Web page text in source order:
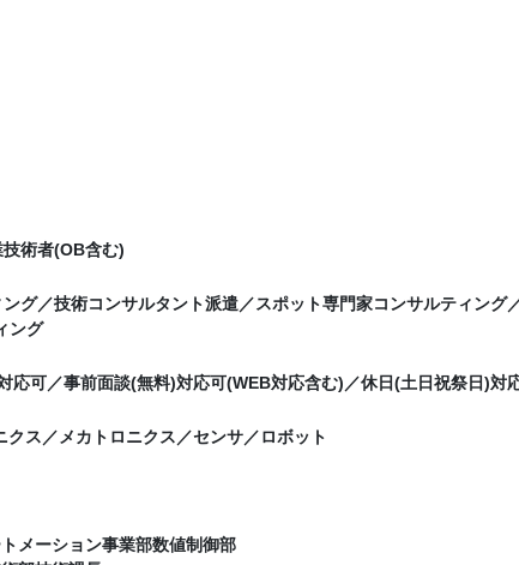
術者(OB含む)
グ／技術コンサルタント派遣／スポット専門家コンサルティング
ング
応可／事前面談(無料)対応可(WEB対応含む)／休日(土日祝祭日)対
ス／メカトロニクス／センサ／ロボット
ーション事業部数値制御部